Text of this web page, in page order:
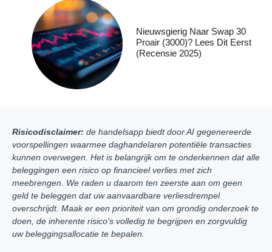
Nieuwsgierig Naar Swap 30
Proair (3000)? Lees Dit Eerst
(recensie 2025)
Risicodisclaimer: de handelsapp biedt door AI gegenereerde
voorspellingen waarmee daghandelaren potentiële transacties
kunnen overwegen. Het is belangrijk om te onderkennen dat alle
beleggingen een risico op financieel verlies met zich
meebrengen. We raden u daarom ten zeerste aan om geen
geld te beleggen dat uw aanvaardbare verliesdrempel
overschrijdt. Maak er een prioriteit van om grondig onderzoek te
doen, de inherente risico's volledig te begrijpen en zorgvuldig
uw beleggingsallocatie te bepalen.